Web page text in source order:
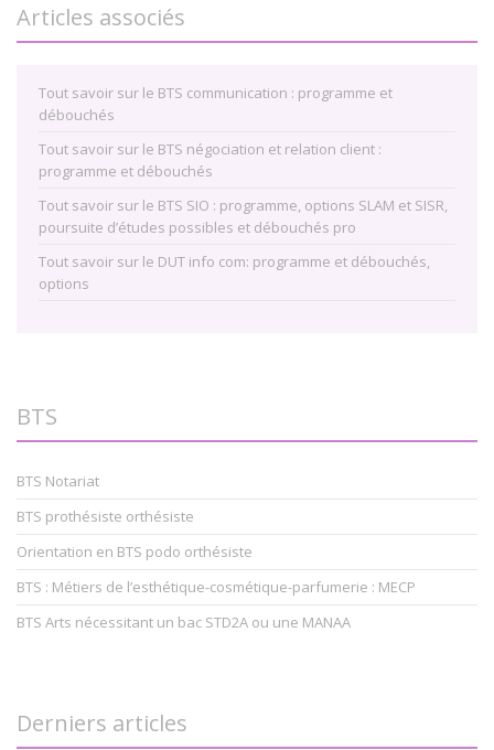
Articles associés
Tout savoir sur le BTS communication : programme et
débouchés
Tout savoir sur le BTS négociation et relation client :
programme et débouchés
Tout savoir sur le BTS SIO : programme, options SLAM et SISR,
poursuite d’études possibles et débouchés pro
Tout savoir sur le DUT info com: programme et débouchés,
options
BTS
BTS Notariat
BTS prothésiste orthésiste
Orientation en BTS podo orthésiste
BTS : Métiers de l’esthétique-cosmétique-parfumerie : MECP
BTS Arts nécessitant un bac STD2A ou une MANAA
Derniers articles